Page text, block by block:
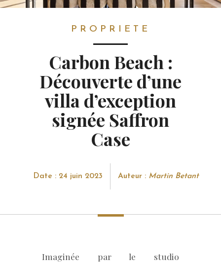
PROPRIETE
Carbon Beach :
Découverte d’une
villa d’exception
signée Saffron
Case
Date : 24 juin 2023 Auteur : Martin Betant
Imaginée par le studio